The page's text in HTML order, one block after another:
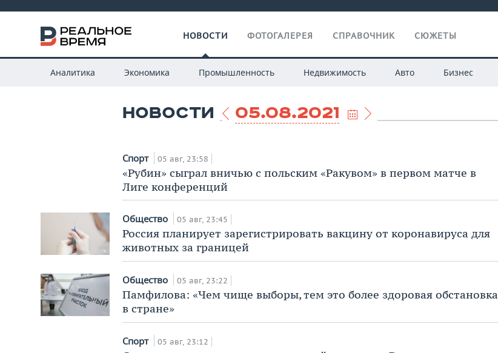
НОВОСТИ ФОТОГАЛЕРЕЯ СПРАВОЧНИК СЮЖЕТЫ
Аналитика Экономика Промышленность Недвижимость Авто Бизнес
НОВОСТИ 05.08.2021
Спорт 05 авг, 23:58
«Рубин» сыграл вничью с польским «Ракувом» в первом матче в
Лиге конференций
Общество 05 авг, 23:45
Россия планирует зарегистрировать вакцину от коронавируса для
животных за границей
Общество 05 авг, 23:22
Памфилова: «Чем чище выборы, тем это более здоровая обстановка
в стране»
Спорт 05 авг, 23:12